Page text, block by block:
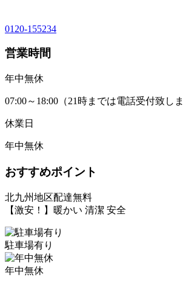
0120-155234
営業時間
年中無休
07:00～18:00（21時までは電話受付致しま
休業日
年中無休
おすすめポイント
北九州地区配達無料
【激安！】暖かい 清潔 安全
駐車場有り
年中無休